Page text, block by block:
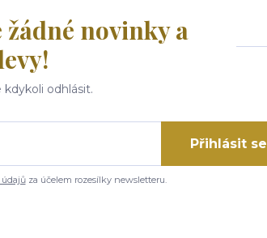
novinky a
kdykoli odhlásit.
Přihlásit se
za účelem rozesílky newsletteru.